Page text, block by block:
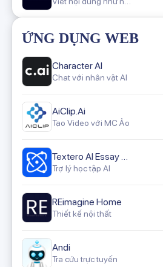
ỨNG DỤNG WEB
Character AI
Chat với nhân vật AI
AiClip.Ai
Tạo Video với MC Ảo
Trợ lý học tập AI
REimagine Home
Thiết kế nội thất
Andi
Tra cứu trực tuyến